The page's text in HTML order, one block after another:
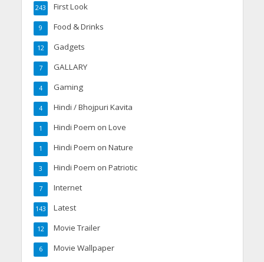
First Look
243
Food & Drinks
9
Gadgets
12
GALLARY
7
Gaming
4
Hindi / Bhojpuri Kavita
4
Hindi Poem on Love
1
Hindi Poem on Nature
1
Hindi Poem on Patriotic
3
Internet
7
Latest
143
Movie Trailer
12
Movie Wallpaper
6